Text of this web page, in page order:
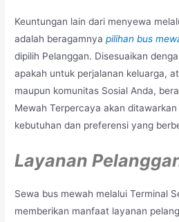
Keuntungan lain dari menyewa
adalah beragamnyapilihan bus
dipilih Pelanggan. Disesuaikan
apakah untuk perjalanan keluarga,
maupun komunitas Sosial Anda,
Mewah Terpercaya akan
kebutuhan dan preferensi yang
Layanan
Sewa bus mewah melalui Terminal
memberikan manfaat layanan